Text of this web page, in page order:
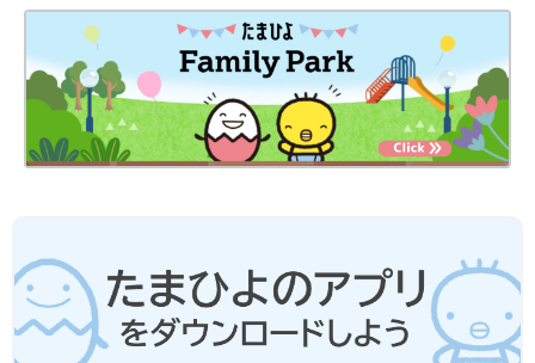
そして陣痛がどんどん強まってくると、「麻酔はここまでです」
と言われ、分娩台に移る前にはしばらく麻酔無しになりました。
これが、私にとってはベストな方法だったと思っています。
痛みとともに感覚が戻ってきたので、分娩台に上がり、自分の感
覚を信じて続けて2度いきむと、スッと産むことができました。
て、食事指導をされました。今振り返ると、果汁100％のフルー
ツジュースをよく飲んでいたんです。今、41歳という年齢もあ
り、高血圧や妊娠糖尿病になりやすいので、今回は事前に処方さ
れた薬を飲んでいます。